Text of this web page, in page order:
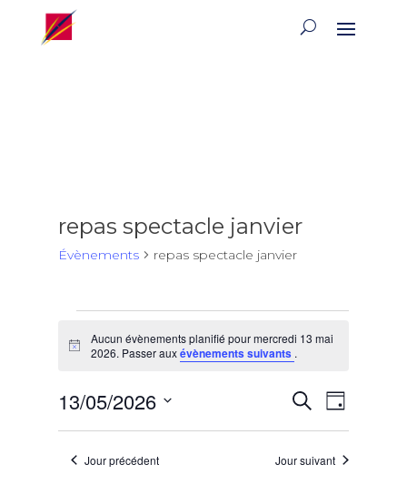
repas spectacle janvier
Évènements repas spectacle janvier
for
13
mai
2026
Notice
Aucun évènements planifié pour mercredi 13 mai
2026. Passer auxévènements suivants .
de
Recherche
de
vues
Jour
13/05/2026
date.Jour précédent Jour suivant